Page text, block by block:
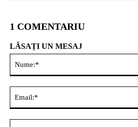
1 COMENTARIU
LĂSAȚI UN MESAJ